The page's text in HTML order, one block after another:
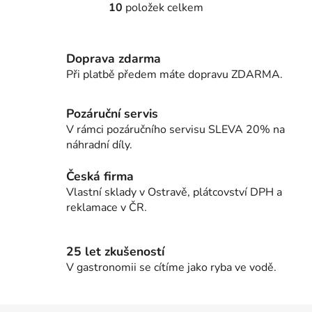
O
á
d
í
p
y
p
i
s
10 položek celkem
Doprava zdarma
Při platbě předem máte dopravu ZDARMA.
Pozáruční servis
V rámci pozáručního servisu SLEVA 20% na
náhradní díly.
Česká firma
Vlastní sklady v Ostravě, plátcovství DPH a
reklamace v ČR.
25 let zkušeností
V gastronomii se cítíme jako ryba ve vodě.